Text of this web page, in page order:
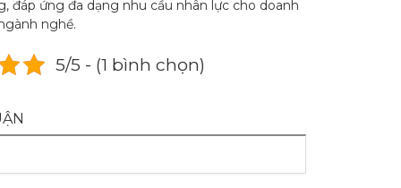
đáp ứng đa dạng nhu cầu nhân lực cho doanh
nghề.
5/5 - (1 bình chọn)